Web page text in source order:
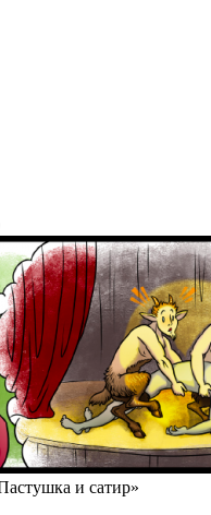
и сатир»